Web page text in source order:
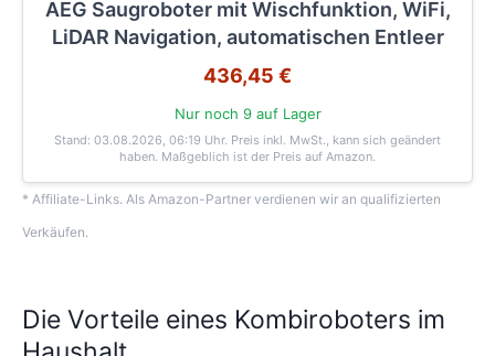
AEG Saugroboter mit Wischfunktion, WiFi,
LiDAR Navigation, automatischen Entleer
436,45 €
Nur noch 9 auf Lager
Stand: 03.08.2026, 06:19 Uhr. Preis inkl. MwSt., kann sich geändert
haben. Maßgeblich ist der Preis auf Amazon.
* Affiliate-Links. Als Amazon-Partner verdienen wir an qualifizierten
Verkäufen.
Die Vorteile eines Kombiroboters im